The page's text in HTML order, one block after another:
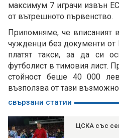
максимум 7 играчи извън
от вътрешното първенство.
Припомняме, че вписаният
чужденци без документи от
платят такси, за да си
футболист в тимовия лист.
стойност беше 40 000
възползва от тази
свързани статии
ЦСКА със